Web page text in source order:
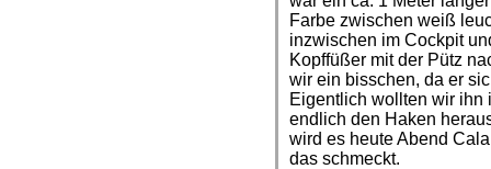
Farbe zwischen weiß
inzwischen im Cockpit
Kopffüßer mit der Pütz
wir ein bisschen, da er
Eigentlich wollten wir ihn
endlich den Haken
wird es heute Abend
das schmeckt.